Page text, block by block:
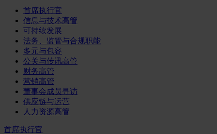
首席执行官
信息与技术高管
可持续发展
法务、监管与合规职能
多元与包容
公关与传讯高管
财务高管
营销高管
董事会成员寻访
供应链与运营
人力资源高管
首席执行官